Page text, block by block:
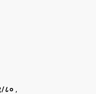
८० ,